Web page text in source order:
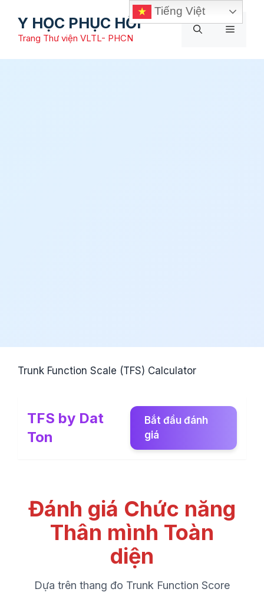
Y HỌC PHỤC HỒI
Trang Thư viện VLTL- PHCN
Menu
Trunk Function Scale (TFS) Calculator
TFS by Dat
Ton
Bắt đầu đánh
giá
Đánh giá Chức năng
Thân mình Toàn
diện
Dựa trên thang đo Trunk Function Score
Tiếng Việt